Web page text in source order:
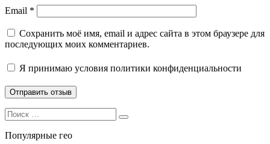
Email *
Сохранить моё имя, email и адрес сайта в этом браузере для
последующих моих комментариев.
Я принимаю условия политики конфиденциальности
Search
for:
Search
Популярные гео